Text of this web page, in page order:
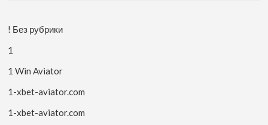
! Без рубрики
1
1 Win Aviator
1-xbet-aviator.com
1-xbet-aviator.com